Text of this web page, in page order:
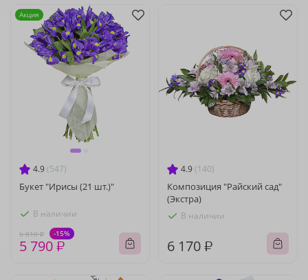
4.9 (547)
Букет "Ирисы (21 шт.)"
В наличии
6 810 ₽ -15%
5 790 ₽
Акция
4.9 (140)
Композиция "Райский сад"
(Экстра)
В наличии
6 170 ₽